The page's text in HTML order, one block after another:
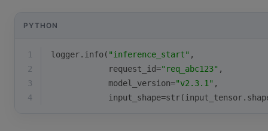
PYTHON
1 logger.info( "inference_start" ,
2
            request_id=
"req_abc123" ,
3
            model_version=
"v2.3.1" ,
4
            input_shape=
str